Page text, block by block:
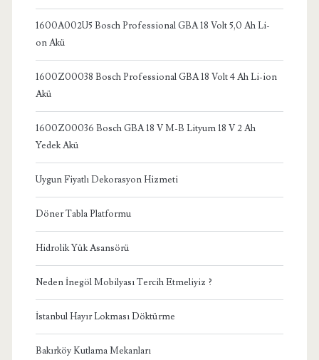
1600A002U5 Bosch Professional GBA 18 Volt 5,0 Ah Li-
on Akü
1600Z00038 Bosch Professional GBA 18 Volt 4 Ah Li-ion
Akü
1600Z00036 Bosch GBA 18 V M-B Lityum 18 V 2 Ah
Yedek Akü
Uygun Fiyatlı Dekorasyon Hizmeti
Döner Tabla Platformu
Hidrolik Yük Asansörü
Neden İnegöl Mobilyası Tercih Etmeliyiz ?
İstanbul Hayır Lokması Döktürme
Bakırköy Kutlama Mekanları